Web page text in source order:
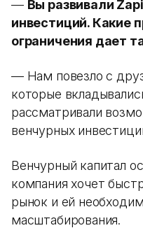
— Вы развивали
инвестиций. Какие
ограничения дает
— Нам повезло с
которые
рассматривали
венчурных
Венчурный капитал
компания хочет
рынок и ей
масштабирования.